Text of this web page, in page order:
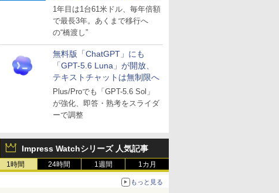
～ESUは9月1日から販売
1年目は1台61米ドル、毎年倍額
で最長3年。あくまで移行へ
の“橋渡し”
無料版「ChatGPT」にも
「GPT-5.6 Luna」が開放、
テキストチャットは無制限へ
Plus/Proでも「GPT-5.6 Sol」
が強化、即答・熟考をスライダ
ーで調整
Impress Watchシリーズ 人気記事
1時間 24時間 1週間 1カ月
もっと見る